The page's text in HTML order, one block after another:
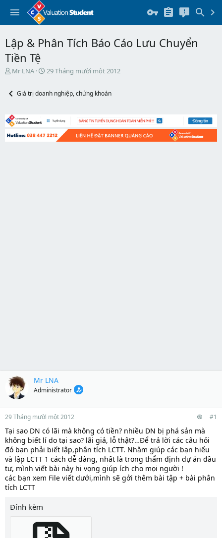
Lập & Phân Tích Báo Cáo Lưu Chuyển
Tiền Tệ
T
e
d
s
t
Mr LNA
N
y
t
đ
29 Tháng mười một 2012
Giá trị doanh nghiệp, chứng khoán
Mr LNA
Administrator
29 Tháng mười một 2012 #1
Tại sao DN có lãi mà không có tiền? nhiều DN bị phá sản mà
không biết lí do tại sao? lãi giả, lỗ thật?…Để trả lời các câu hỏi
đó bạn phải biết lập,phân tích LCTT. Nhằm giúp các bạn hiểu
và lập LCTT 1 cách dễ dàng, nhất là trong thẩm định dự án đầu
tư, mình viết bài này hi vọng giúp ích cho mọi người !
các bạn xem File viết dưới,mình sẽ gởi thêm bài tập + bài phân
tích LCTT
Đính kèm